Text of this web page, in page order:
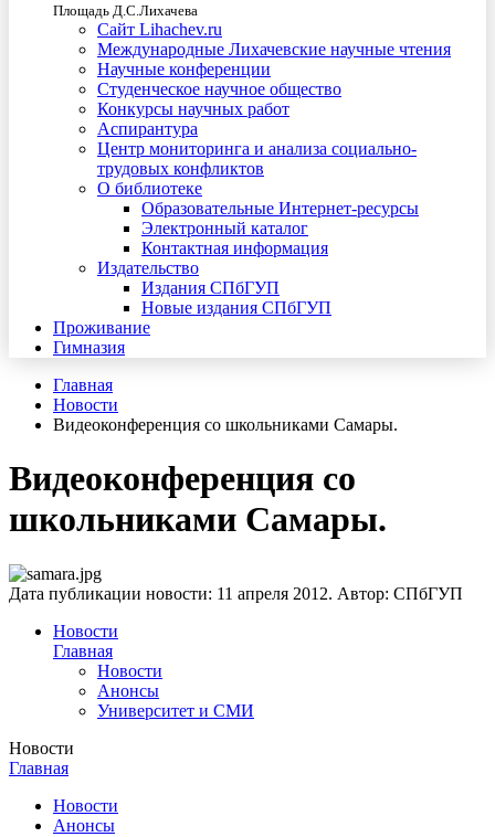
Площадь Д.С.Лихачева
Сайт Lihachev.ru
Международные Лихачевские научные чтения
Научные конференции
Студенческое научное общество
Конкурсы научных работ
Аспирантура
Центр мониторинга и анализа социально-
трудовых конфликтов
О библиотеке
Образовательные Интернет-ресурсы
Электронный каталог
Контактная информация
Издательство
Издания СПбГУП
Новые издания СПбГУП
Проживание
Гимназия
Главная
Новости
Видеоконференция со школьниками Самары.
Видеоконференция со
школьниками Самары.
Дата публикации новости: 11 апреля 2012. Автор: СПбГУП
Новости
Главная
Новости
Анонсы
Университет и СМИ
Новости
Главная
Новости
Анонсы